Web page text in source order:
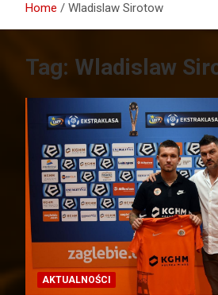
Home Wladislaw Sirotow
Tag: Wladislaw
AKTUALNOŚCI